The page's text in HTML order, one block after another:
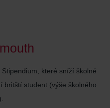
Stipendium, které sníží školné
britští student (výše školného